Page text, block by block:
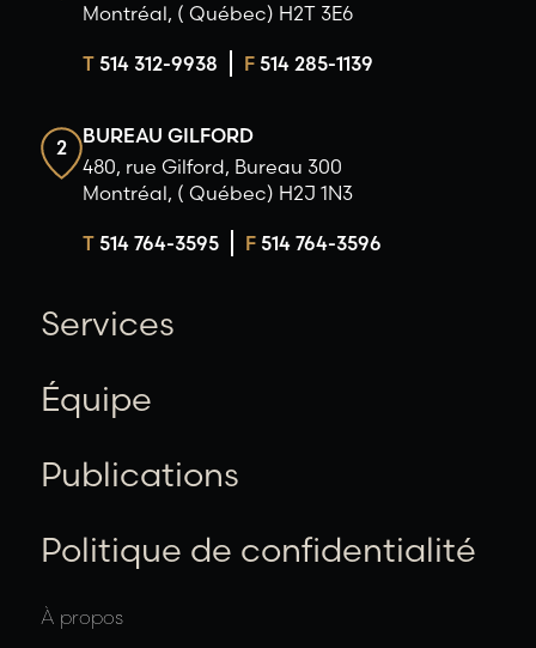
Montréal, ( Québec) H2T 3E6
T514 312-9938 F514 285-1139
2
BUREAU GILFORD
480, rue Gilford, Bureau 300
Montréal, ( Québec) H2J 1N3
T514 764-3595 F514 764-3596
Services
Équipe
Publications
Politique de confidentialité
À propos